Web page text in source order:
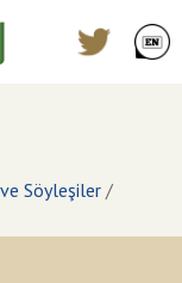
Söyleşiler /